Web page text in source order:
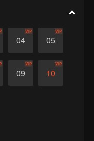
04
VIP
05
VIP
09
VIP
10
VIP